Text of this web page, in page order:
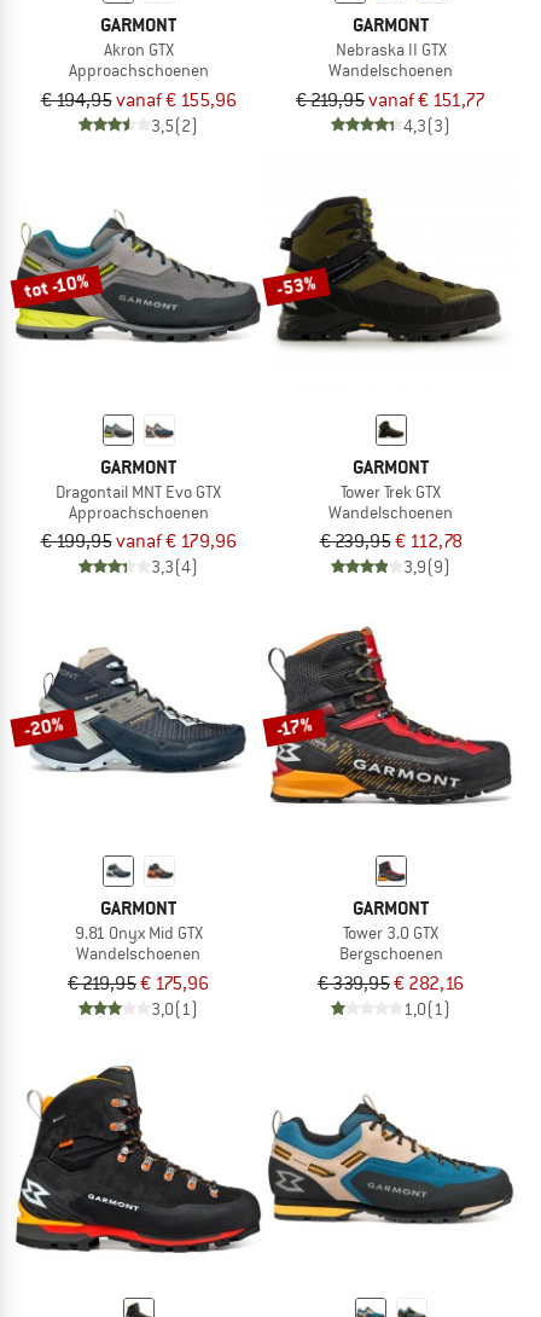
GARMONT
Akron GTX
Approachschoenen
€ 194,95vanaf € 155,96
3,5(2)
GARMONT
Nebraska II GTX
Wandelschoenen
€ 219,95vanaf € 151,77
4,3(3)
tot -10%
GARMONT
Dragontail MNT Evo GTX
Approachschoenen
€ 199,95vanaf € 179,96
3,3(4)
-53%
GARMONT
Tower Trek GTX
Wandelschoenen
€ 239,95€ 112,78
3,9(9)
-20%
GARMONT
9.81 Onyx Mid GTX
Wandelschoenen
€ 219,95€ 175,96
3,0(1)
-17%
GARMONT
Tower 3.0 GTX
Bergschoenen
€ 339,95€ 282,16
1,0(1)